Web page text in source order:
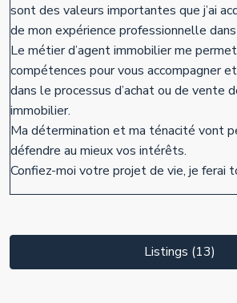
sont des valeurs importantes que j’ai
de mon expérience professionnelle
Le métier d’agent immobilier me
compétences pour vous accompagner
dans le processus d’achat ou de vente
immobilier.
Ma détermination et ma ténacité vont
défendre au mieux vos intérêts.
Confiez-moi votre projet de vie, je ferai
Listings (13)